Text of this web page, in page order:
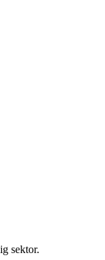
sektor.